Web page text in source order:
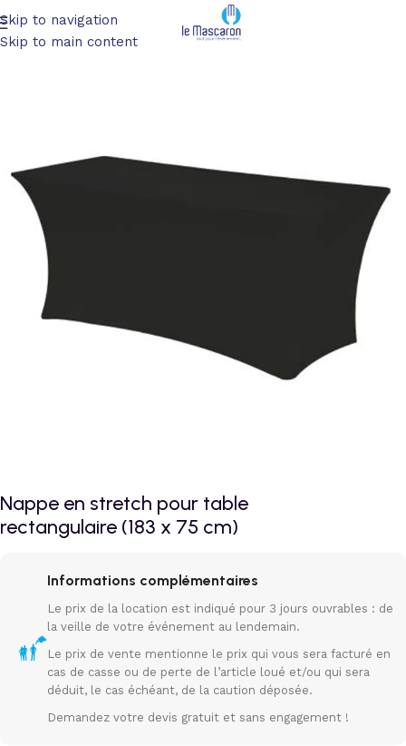
Skip to navigation
Skip to main content
Accueil/Nappage/Nappes de table
Nappe en stretch pour table
rectangulaire (183 x 75 cm)
Informations complémentaires
Le prix de la location est indiqué pour 3 jours ouvrables : de
la veille de votre événement au lendemain.
Le prix de vente mentionne le prix qui vous sera facturé en
cas de casse ou de perte de l’article loué et/ou qui sera
déduit, le cas échéant, de la caution déposée.
Demandez votre devis gratuit et sans engagement !